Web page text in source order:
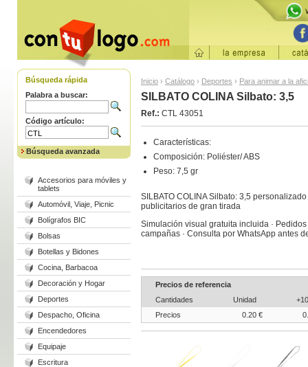
Búsqueda rápida
Palabra a buscar:
Código artículo:
Búsqueda avanzada
Accesorios para móviles y
tablets
Automóvil, Viaje, Picnic
Bolígrafos BIC
Bolsas
Botellas y Bidones
Cocina, Barbacoa
Decoración y Hogar
Deportes
Despacho, Oficina
Encendedores
Equipaje
Escritura
Inicio › Catálogo › Deportes › Para animar a la
SILBATO COLINA Silbato: 3,5
Ref.: CTL 43051
Características:
Composición: Poliéster/ ABS
Peso: 7,5 gr
SILBATO COLINA Silbato: 3,5
publicitarios de gran tirada
Simulación visual gratuita incluida ·
campañas · Consulta por WhatsApp antes
Precios de referencia
Cantidades
Unidad
Precios
0.20 €